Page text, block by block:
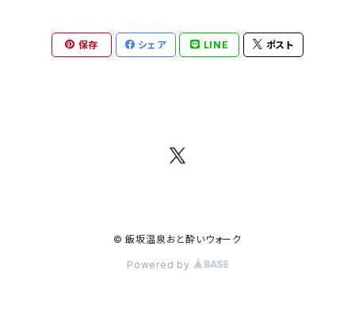
保存 シェア LINE ポスト
© 飯坂温泉おと酔いウォーク
Powered by